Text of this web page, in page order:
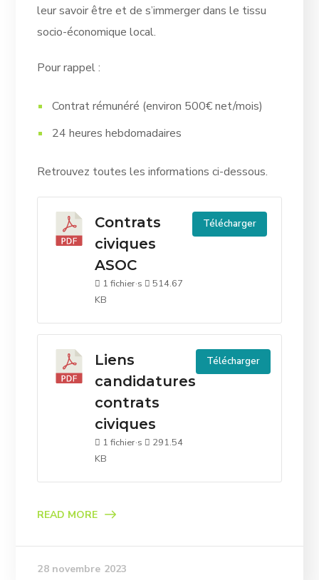
leur savoir être et de s’immerger dans le tissu
socio-économique local.
Pour rappel :
Contrat rémunéré (environ 500€ net/mois)
24 heures hebdomadaires
Retrouvez toutes les informations ci-dessous.
Contrats
civiques
ASOC
1 fichier·s
514.67
KB
Télécharger
Liens
candidatures
contrats
civiques
1 fichier·s
291.54
KB
Télécharger
READ MORE
28 novembre 2023